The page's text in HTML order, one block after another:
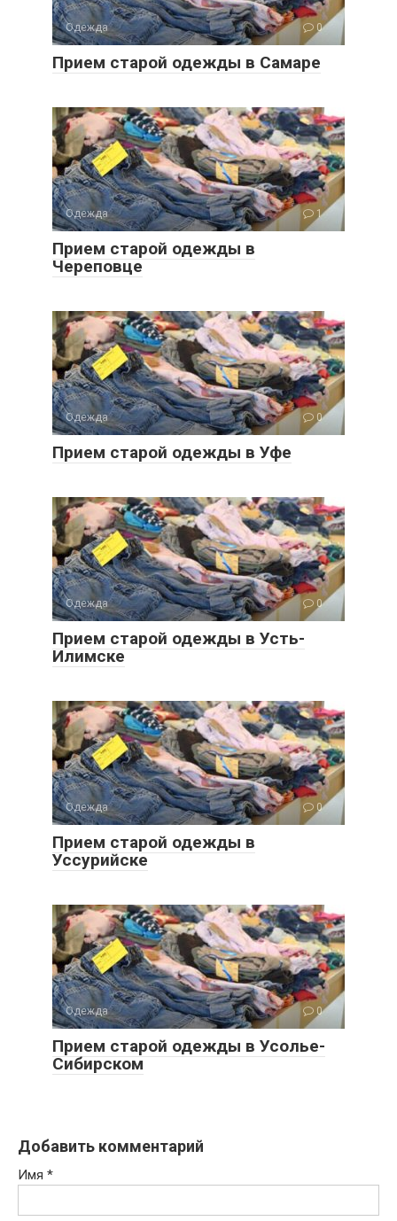
Одежда 0
Прием старой одежды в Самаре
Одежда 1
Прием старой одежды в
Череповце
Одежда 0
Прием старой одежды в Уфе
Одежда 0
Прием старой одежды в Усть-
Илимске
Одежда 0
Прием старой одежды в
Уссурийске
Одежда 0
Прием старой одежды в Усолье-
Сибирском
Добавить комментарий
Имя *